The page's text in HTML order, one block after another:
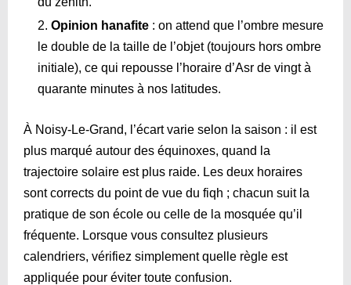
Opinion hanafite : on attend que l’ombre mesure
le double de la taille de l’objet (toujours hors ombre
initiale), ce qui repousse l’horaire d’Asr de vingt à
quarante minutes à nos latitudes.
À Noisy-Le-Grand, l’écart varie selon la saison : il est
plus marqué autour des équinoxes, quand la
trajectoire solaire est plus raide. Les deux horaires
sont corrects du point de vue du fiqh ; chacun suit la
pratique de son école ou celle de la mosquée qu’il
fréquente. Lorsque vous consultez plusieurs
calendriers, vérifiez simplement quelle règle est
appliquée pour éviter toute confusion.